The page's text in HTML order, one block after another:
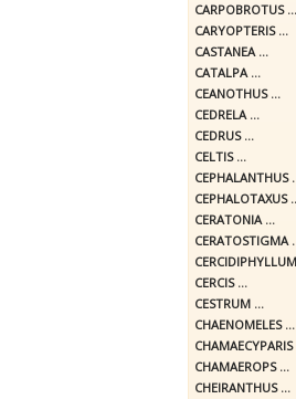
CARPOBROTUS ...
CARYOPTERIS ...
CASTANEA ...
CATALPA ...
CEANOTHUS ...
CEDRELA ...
CEDRUS ...
CELTIS ...
CEPHALANTHUS
CEPHALOTAXUS
CERATONIA ...
CERATOSTIGMA
CERCIS ...
CESTRUM ...
CHAENOMELES ...
CHAMAECYPARIS
CHAMAEROPS ...
CHEIRANTHUS ...